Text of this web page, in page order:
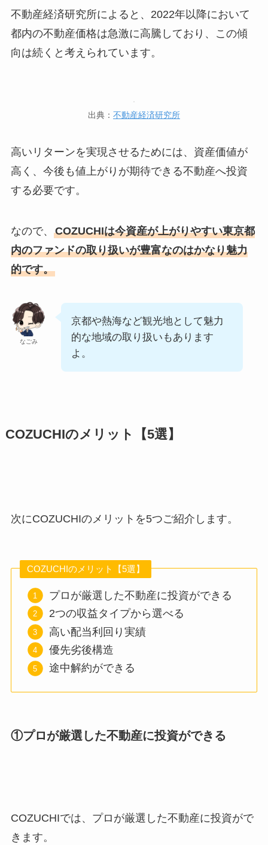
不動産経済研究所によると、2022年以降において
都内の不動産価格は急激に高騰しており、この傾
向は続くと考えられています。
出典： 不動産経済研究所
高いリターンを実現させるためには、資産価値が
高く、今後も値上がりが期待できる不動産へ投資
する必要です。
なので、 COZUCHIは今資産が上がりやすい東京都
内のファンドの取り扱いが豊富なのはかなり魅力
的です。
なごみ
京都や熱海など観光地として魅力
的な地域の取り扱いもあります
よ。
COZUCHIのメリット【5選】
次にCOZUCHIのメリットを5つご紹介します。
COZUCHIのメリット【5選】
プロが厳選した不動産に投資ができる
2つの収益タイプから選べる
高い配当利回り実績
優先劣後構造
途中解約ができる
①プロが厳選した不動産に投資ができる
COZUCHIでは、プロが厳選した不動産に投資がで
きます。